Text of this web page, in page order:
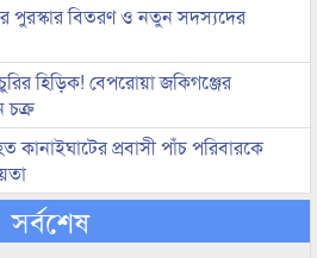
পুরস্কার বিতরণ ও নতুন সদস্যদের
হিড়িক! বেপরোয়া জকিগঞ্জের
চক্র
কানাইঘাটের প্রবাসী পাঁচ পরিবারকে
সর্বশেষ